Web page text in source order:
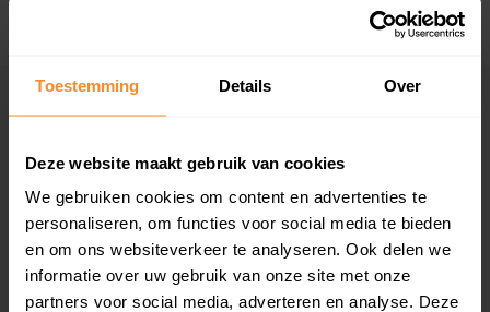
Toestemming Details Over
Deze website maakt gebruik van cookies
We gebruiken cookies om content en advertenties te
personaliseren, om functies voor social media te bieden
en om ons websiteverkeer te analyseren. Ook delen we
informatie over uw gebruik van onze site met onze
partners voor social media, adverteren en analyse. Deze
Inwoners
Type huishoudens